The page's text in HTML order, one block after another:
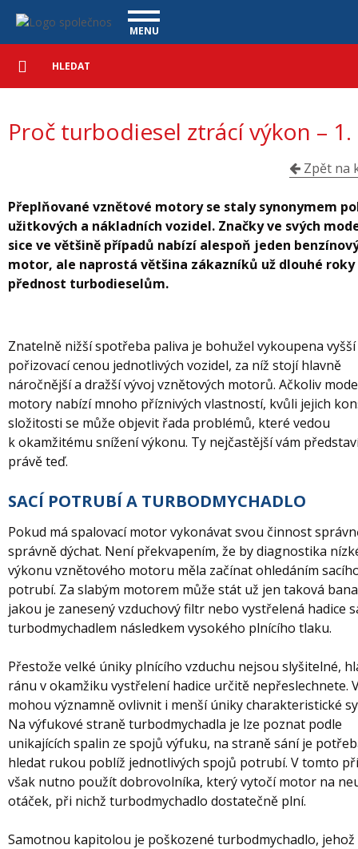
Proč turbodiesel ztrácí výkon – 1. část - Vanscentre
Navigace
MENU
VÝKUP VOZŮ
ÚVĚR ZDARMA
CO NABÍZÍME
ONLINE VIDEO PROHLÍDKY
UPLATNĚNÍ VAD
NÁŠ TÝM
MAGAZÍN
Podrobné
vyhledávání
Vyhledat
Proč turbodiesel ztrácí výkon – 1.
Zpět na
Přeplňované vznětové motory se staly synonymem
užitkových a nákladních vozidel. Značky ve svých
sice ve většině případů nabízí alespoň jeden
motor, ale naprostá většina zákazníků už dlouhé roky
přednost turbodieselům.
Znatelně nižší spotřeba paliva je bohužel vykoupena vyšší
pořizovací cenou jednotlivých vozidel, za níž stojí hlavně
náročnější a dražší vývoj vznětových motorů. Ačkoliv
motory nabízí mnoho příznivých vlastností, kvůli jejich
složitosti se může objevit řada problémů, které vedou
k okamžitému snížení výkonu. Ty nejčastější vám
právě teď.
SACÍ POTRUBÍ A TURBODMYCHADLO
Pokud má spalovací motor vykonávat svou činnost
správně dýchat. Není překvapením, že by diagnostika
výkonu vznětového motoru měla začínat ohledáním
potrubí. Za slabým motorem může stát už jen taková
jakou je zanesený vzduchový filtr nebo vystřelená hadice
turbodmychadlem následkem vysokého plnícího tlaku.
Přestože velké úniky plnícího vzduchu nejsou slyšitelné,
ránu v okamžiku vystřelení hadice určitě nepřeslechnete.
mohou významně ovlivnit i menší úniky charakteristické
Na výfukové straně turbodmychadla je lze poznat podle
unikajících spalin ze spojů výfuku, na straně sání je
hledat rukou poblíž jednotlivých spojů potrubí. V tomto
však nutno použít dobrovolníka, který vytočí motor na
otáček, při nichž turbodmychadlo dostatečně plní.
Samotnou kapitolou je poškozené turbodmychadlo, jehož